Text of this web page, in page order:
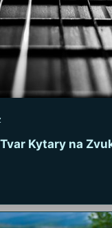
Kytary na